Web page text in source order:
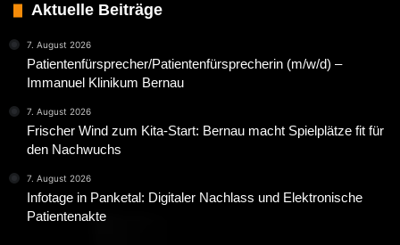
Aktuelle Beiträge
7. August 2026
Patientenfürsprecher/Patientenfürsprecherin (m/w/d) –
Immanuel Klinikum Bernau
7. August 2026
Frischer Wind zum Kita-Start: Bernau macht Spielplätze fit für
den Nachwuchs
7. August 2026
Infotage in Panketal: Digitaler Nachlass und Elektronische
Patientenakte